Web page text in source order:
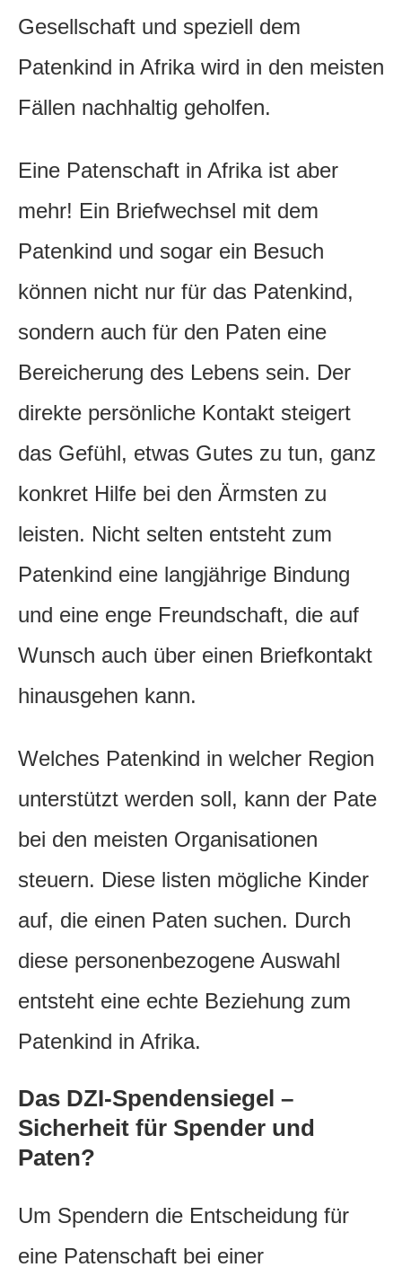
Gesellschaft und speziell dem
Patenkind in Afrika wird in den meisten
Fällen nachhaltig geholfen.
Eine Patenschaft in Afrika ist aber
mehr! Ein Briefwechsel mit dem
Patenkind und sogar ein Besuch
können nicht nur für das Patenkind,
sondern auch für den Paten eine
Bereicherung des Lebens sein. Der
direkte persönliche Kontakt steigert
das Gefühl, etwas Gutes zu tun, ganz
konkret Hilfe bei den Ärmsten zu
leisten. Nicht selten entsteht zum
Patenkind eine langjährige Bindung
und eine enge Freundschaft, die auf
Wunsch auch über einen Briefkontakt
hinausgehen kann.
Welches Patenkind in welcher Region
unterstützt werden soll, kann der Pate
bei den meisten Organisationen
steuern. Diese listen mögliche Kinder
auf, die einen Paten suchen. Durch
diese personenbezogene Auswahl
entsteht eine echte Beziehung zum
Patenkind in Afrika.
Das DZI-Spendensiegel –
Sicherheit für Spender und
Paten?
Um Spendern die Entscheidung für
eine Patenschaft bei einer